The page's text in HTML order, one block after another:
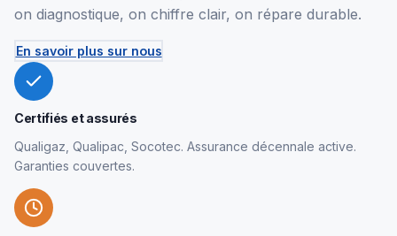
on diagnostique, on chiffre clair, on répare durable.
En savoir plus sur nous
Certifiés et assurés
Qualigaz, Qualipac, Socotec. Assurance décennale active.
Garanties couvertes.